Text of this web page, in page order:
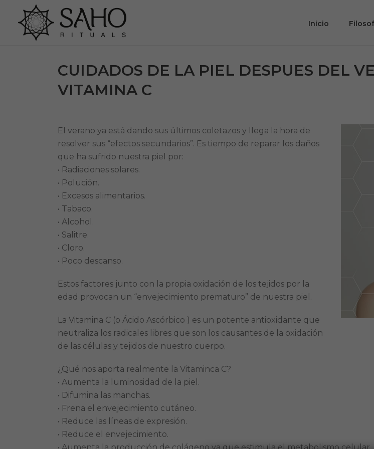
Inicio
CUIDADOS DE LA PIEL DESPUES DEL
VITAMINA C
El verano ya está dando sus últimos coletazos y llega la hora de
resolver sus “efectos secundarios”. Es tiempo de reparar los daños
que ha sufrido nuestra piel por:
• Radiaciones solares.
• Polución.
• Excesos alimentarios.
• Tabaco.
• Alcohol.
• Salitre.
• Cloro.
• Poco descanso.
Estos factores junto con la propia oxidación de los tejidos por la
edad provocan un “envejecimiento prematuro” de nuestra piel.
La Vitamina C (o Ácido Ascórbico ) es un potente antioxidante que
neutraliza los radicales libres que son los causantes de la oxidación
de las células y tejidos de nuestro cuerpo.
¿Qué nos aporta realmente la Vitaminca C?
• Aumenta la luminosidad de la piel.
• Difumina las manchas.
• Frena el envejecimiento cutáneo.
• Reduce las líneas de expresión.
• Reduce el envejecimiento.